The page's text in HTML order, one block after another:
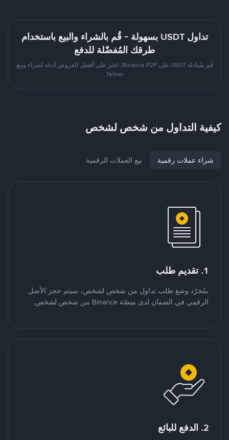
تداول USDT بسهولة - قُم بالشراء والبيع باستخدام
طرقك المُفضّلة للدفع
قُم بمُبادلة USDT على Binance P2P. اعثر على أفضل العروض أدناه لشراء وبيع
Tether
كيفية التداول من شخص لشخص
شراء عملات رقمية بيع العملات الرقمية
1. تقديم طلب
بمُجرّد وضع طلب تداول من شخص لشخص، سيتم حجز الأصل
الرقمي في الضمان لدى منصّة Binance من شخص لشخص.
2. الدفع للبائع